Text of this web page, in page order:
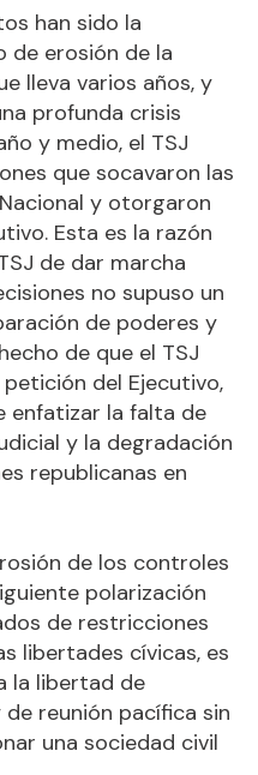
han sido la
de erosión de la
lleva varios años, y
profunda crisis
y medio, el TSJ
que socavaron las
y otorgaron
Esta es la razón
de dar marcha
no supuso un
de poderes y
de que el TSJ
del Ejecutivo,
enfatizar la falta de
y la degradación
republicanas en
de los controles
polarización
de restricciones
libertades cívicas, es
la libertad de
reunión pacífica sin
una sociedad civil